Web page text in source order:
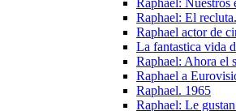
Raphael: Nuestros
Raphael: El
Raphael actor de
La fantastica vida
Raphael: Ahora el
Raphael a
Raphael. 1965
Raphael: Le